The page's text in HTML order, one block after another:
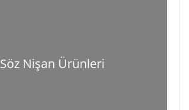
Söz Nişan Ürünleri